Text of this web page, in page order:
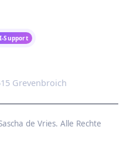
Support
Grevenbroich
de Vries. Alle Rechte